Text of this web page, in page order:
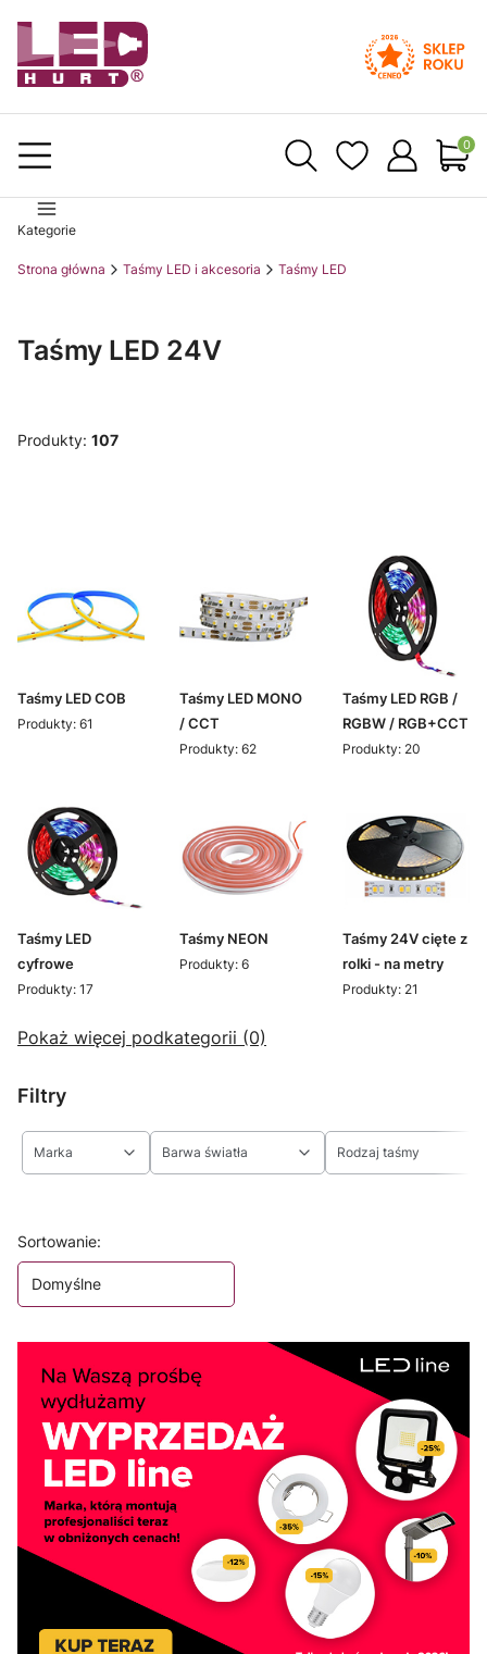
Kategorie
Strona główna Taśmy LED i akcesoria Taśmy LED
Taśmy LED 24V
Produkty: 107
Taśmy LED COB
Produkty: 61
Taśmy LED MONO
/ CCT
Produkty: 62
Taśmy LED RGB /
RGBW / RGB+CCT
Produkty: 20
Taśmy LED
cyfrowe
Produkty: 17
Taśmy NEON
Produkty: 6
Taśmy 24V cięte z
rolki - na metry
Produkty: 21
Pokaż więcej podkategorii (0)
Filtry
Marka Barwa światła Rodzaj taśmy
Lista produktów
Sortowanie:
Domyślne